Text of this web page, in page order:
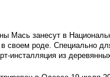
Мась занесут в
в своем роде. Специально
инсталляция из